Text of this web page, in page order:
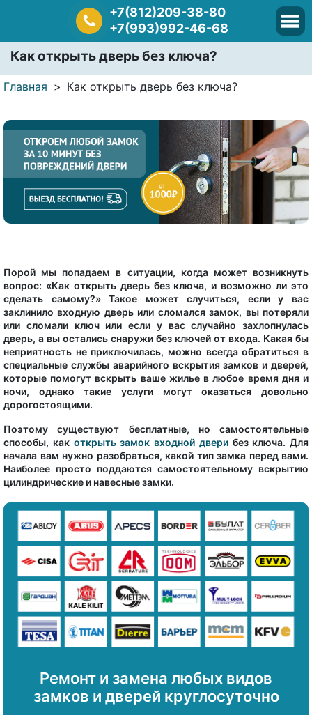
+7(812)209-38-80
+7(993)992-46-68
Как открыть дверь без ключа?
Главная Как открыть дверь без ключа?
Порой мы попадаем в ситуации, когда может возникнуть
вопрос: «Как открыть дверь без ключа, и возможно ли это
сделать самому?» Такое может случиться, если у вас
заклинило входную дверь или сломался замок, вы потеряли
или сломали ключ или если у вас случайно захлопнулась
дверь, а вы остались снаружи без ключей от входа. Какая бы
неприятность не приключилась, можно всегда обратиться в
специальные службы аварийного вскрытия замков и дверей,
которые помогут вскрыть ваше жилье в любое время дня и
ночи, однако такие услуги могут оказаться довольно
дорогостоящими.
Поэтому существуют бесплатные, но самостоятельные
способы, как открыть замок входной дверибез ключа. Для
начала вам нужно разобраться, какой тип замка перед вами.
Наиболее просто поддаются самостоятельному вскрытию
цилиндрические и навесные замки.
Ремонт и замена любых видов
замков и дверей круглосуточно